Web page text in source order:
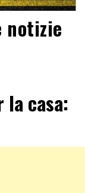
notizie
casa: